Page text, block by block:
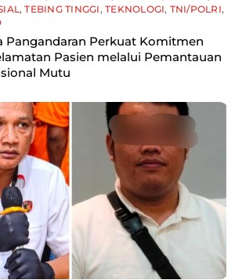
,TEBING TINGGI ,TEKNOLOGI, TNI/POLRI,
Pangandaran Perkuat Komitmen
Pasien melalui Pemantauan
Mutu